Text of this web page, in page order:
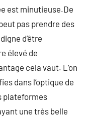
est minutieuse.De
pas prendre des
d’être
élevé de
cela vaut. L’on
dans l’optique de
plateformes
une très belle